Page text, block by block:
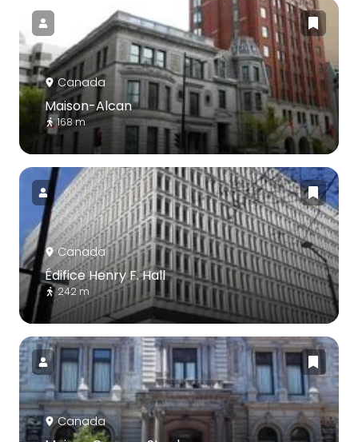
Canada
Maison-Alcan
168 m
Canada
Édifice Henry F. Hall
242 m
Canada